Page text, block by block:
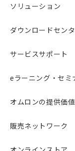
ソリューション
ダウンロードセンタ
サービスサポート
eラーニング・セミ
オムロンの提供価値
販売ネットワーク